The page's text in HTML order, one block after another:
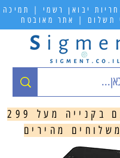
יבואן רשמי | תמיכה
תשלום | אתר מאובטח
משלוח חינם בקנייה מעל 299
מהירים